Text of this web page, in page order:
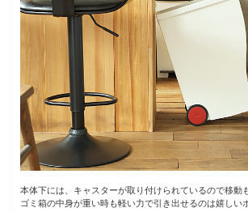
本体下には、キャスターが取り付けられているので移動
ゴミ箱の中身が重い時も軽い力で引き出せるのは嬉しい